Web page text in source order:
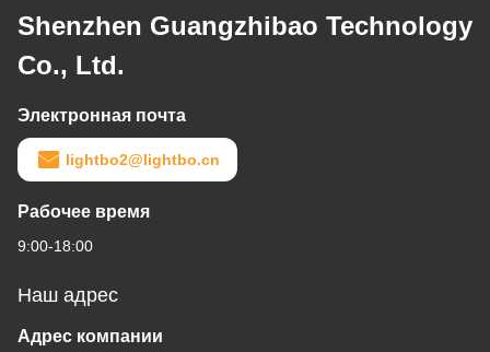
Shenzhen Guangzhibao Technology
Co., Ltd.
Электронная почта
lightbo2@lightbo.cn
Рабочее время
9:00-18:00
Наш адрес
Адрес компании